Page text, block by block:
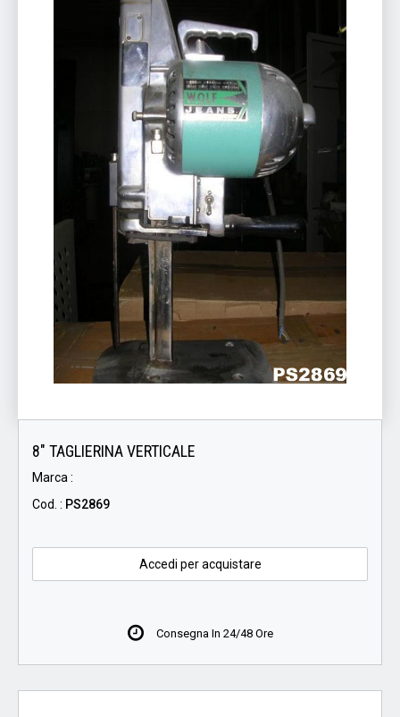
8" TAGLIERINA VERTICALE
Marca :
Cod. : PS2869
Accedi per acquistare
Consegna In 24/48 Ore